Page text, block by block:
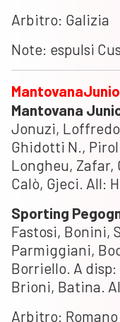
Arbitro: Galizia
Note: espulsi
Mantovana
Mantovana
Jonuzi,
Ghidotti N.,
Longheu, Zafar,
Calò, Gjeci. All:
Sporting
Fastosi, Bonini,
Parmiggiani,
Borriello. A
Brioni, Batina.
Arbitro: Romano